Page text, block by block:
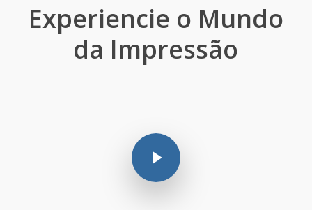
Experiencie o Mundo
da Impressão
Play Video